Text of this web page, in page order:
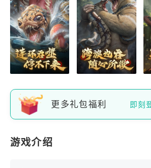
更多礼包福利 即刻
游戏介绍